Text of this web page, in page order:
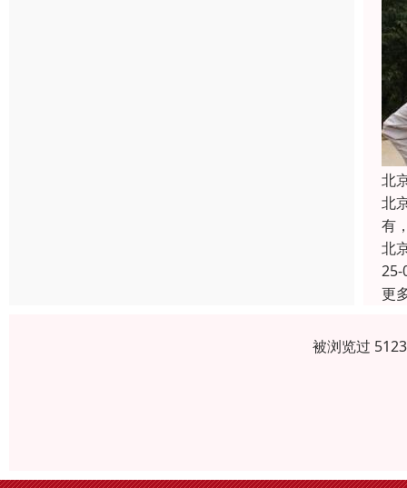
北
北
有
北
25-
更
被浏览过